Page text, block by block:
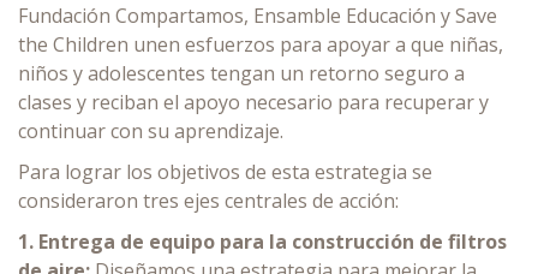
Fundación Compartamos, Ensamble Educación y Save
the Children unen esfuerzos para apoyar a que niñas,
niños y adolescentes tengan un retorno seguro a
clases y reciban el apoyo necesario para recuperar y
continuar con su aprendizaje.
Para lograr los objetivos de esta estrategia se
consideraron tres ejes centrales de acción:
1. Entrega de equipo para la construcción de filtros